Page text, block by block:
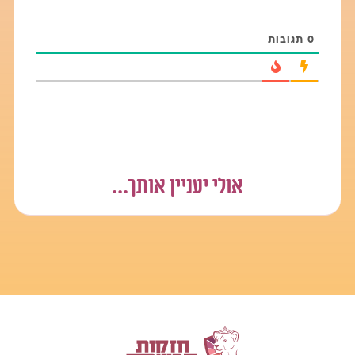
תכנים שאפשר להגדירם כפורנוגרפים
לצערנו התכנים הפורנוגרפיים בכל מקום!
יש סצינות מיניות בסרטים "רגילים" שמטביעים חותם רציני על
אם לא הצלחת לכבות, קחי את יסורי המצפון או הרגשות הלא
טובים ומתוכם תיבני את הכח הפנימי לפעם הבאה.
0תגובות
אולי יעניין אותך...